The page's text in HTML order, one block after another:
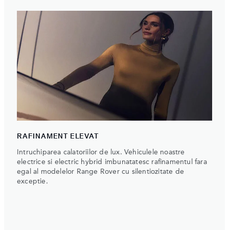
RAFINAMENT ELEVAT
Intruchiparea calatoriilor de lux. Vehiculele noastre
electrice si electric hybrid imbunatatesc rafinamentul fara
egal al modelelor Range Rover cu silentiozitate de
exceptie.